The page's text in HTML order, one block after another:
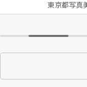
東京都写真